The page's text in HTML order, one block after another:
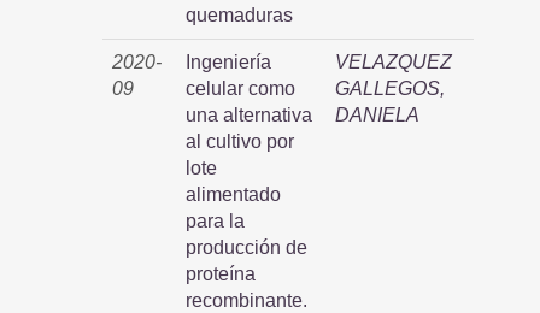
quemaduras
2020-
09
Ingeniería
celular como
una alternativa
al cultivo por
lote
alimentado
para la
producción de
proteína
recombinante.
VELAZQUEZ
GALLEGOS,
DANIELA